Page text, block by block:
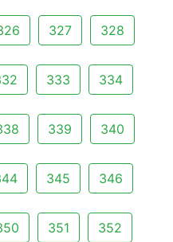
327 328
333 334
339 340
345 346
351 352